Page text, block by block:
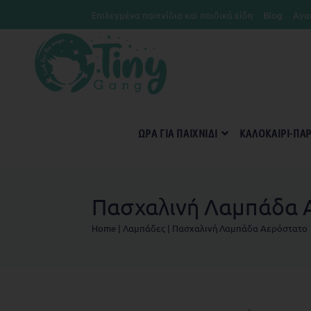
Επιλεγμένα παιχνίδια και παιδικά είδη Blog
ΏΡΑ ΓΙΑ ΠΑΙΧΝΊΔΙ KΑΛΟΚΑΊΡΙ-
Πασχαλινή Λαμπάδα
Home | Λαμπάδες | Πασχαλινή Λαμπάδα Αερόστατο